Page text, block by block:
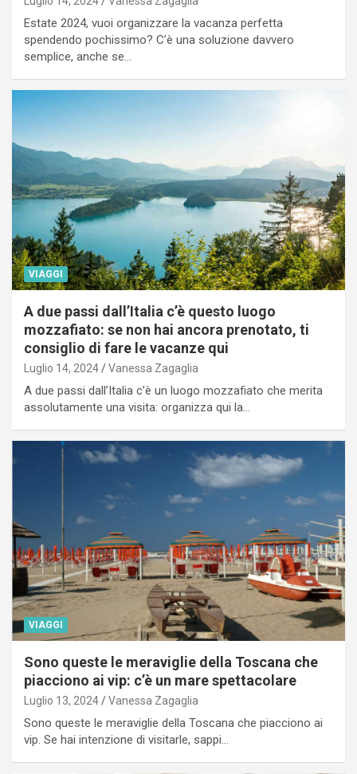
Estate 2024, vuoi organizzare la vacanza perfetta
spendendo pochissimo? C’è una soluzione davvero
semplice, anche se…
VIAGGI
A due passi dall’Italia c’è questo luogo
mozzafiato: se non hai ancora prenotato, ti
consiglio di fare le vacanze qui
Luglio 14, 2024 Vanessa Zagaglia
A due passi dall’Italia c’è un luogo mozzafiato che merita
assolutamente una visita: organizza qui la…
VIAGGI
Sono queste le meraviglie della Toscana che
piacciono ai vip: c’è un mare spettacolare
Luglio 13, 2024 Vanessa Zagaglia
Sono queste le meraviglie della Toscana che piacciono ai
vip. Se hai intenzione di visitarle, sappi…